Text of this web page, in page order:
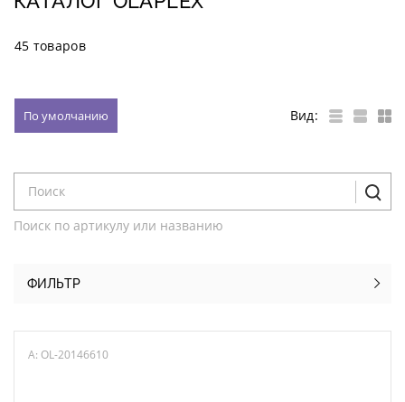
45 товаров
По умолчанию Вид:
Поиск по артикулу или названию
ФИЛЬТР
A: OL-20146610